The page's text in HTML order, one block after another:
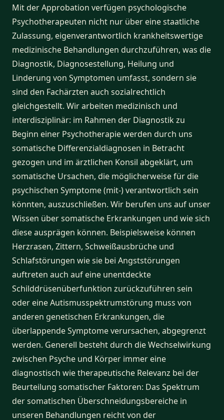
Mit der Approbation verfügen psychologische
Psychotherapeuten nicht nur über eine staatliche
Zulassung, eigenverantwortlich krankheitswertige
medizinische Behandlungen durchzuführen, was die
Diagnostik, Diagnosestellung, Heilung und
Linderung von Symptomen umfasst, sondern sie
sind den Fachärzten auch sozialrechtlich
gleichgestellt. Wir arbeiten medizinisch und
interdisziplinär: im Rahmen der Diagnostik zu
Beginn einer Psychotherapie werden durch uns
somatische Differenzialdiagnosen in Betracht
gezogen und im ärztlichen Konsil abgeklärt, um
somatische Ursachen, die möglicherweise für die
psychischen Symptome (mit-) verantwortlich sein
könnten, auszuschließen. Wir berufen uns auf unser
Wissen über somatische Erkrankungen und wie sich
diese ausprägen können. Beispielsweise können
Herzrasen, Zittern, Schweißausbrüche und
Schlafstörungen wie sie bei Angststörungen
auftreten auch auf eine unentdeckte
Schilddrüsenüberfunktion zurückzuführen sein
oder eine Autismusspektrumstörung muss von
anderen genetischen Erkrankungen, die
überlappende Symptome verursachen, abgegrenzt
werden. Generell besteht durch die Wechselwirkung
zwischen Psyche und Körper immer eine
diagnostisch wie therapeutische Relevanz bei der
Beurteilung somatischer Faktoren: Das Spektrum
der somatischen Überschneidungsbereiche in
unseren Behandlungen reicht von der